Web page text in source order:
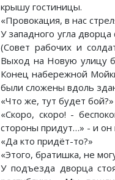
крышу гостиницы.
«Провокация, в нас
У западного угла
(Совет рабочих и
Выход на Новую улицу
Конец набережной
были сложены вдоль
«Что же, тут будет бой?»
«Скоро, скоро! -
стороны придут…» - и он
«Да кто придёт-то?»
«Этого, братишка, не
У подъезда дворца